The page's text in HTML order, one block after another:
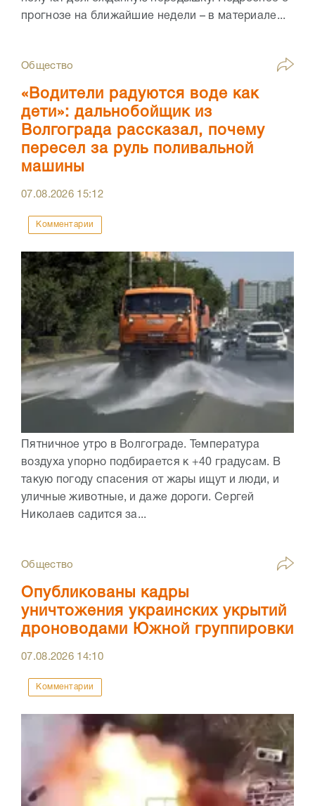
прогнозе на ближайшие недели – в материале...
Общество
«Водители радуются воде как
дети»: дальнобойщик из
Волгограда рассказал, почему
пересел за руль поливальной
машины
07.08.2026 15:12
Комментарии
Пятничное утро в Волгограде. Температура
воздуха упорно подбирается к +40 градусам. В
такую погоду спасения от жары ищут и люди, и
уличные животные, и даже дороги. Сергей
Николаев садится за...
Общество
Опубликованы кадры
уничтожения украинских укрытий
дроноводами Южной группировки
07.08.2026 14:10
Комментарии